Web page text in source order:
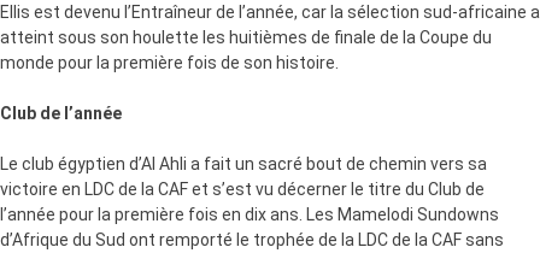
Ellis est devenu l’Entraîneur de l’année, car la sélection sud-africaine a
atteint sous son houlette les huitièmes de finale de la Coupe du
monde pour la première fois de son histoire.
Club de l’année
Le club égyptien d’Al Ahli a fait un sacré bout de chemin vers sa
victoire en LDC de la CAF et s’est vu décerner le titre du Club de
l’année pour la première fois en dix ans. Les Mamelodi Sundowns
d’Afrique du Sud ont remporté le trophée de la LDC de la CAF sans